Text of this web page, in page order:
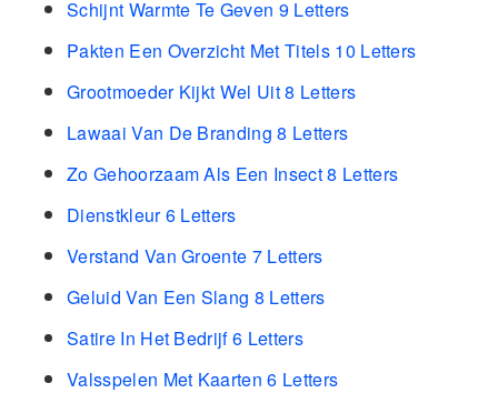
Schijnt Warmte Te Geven 9 Letters
Pakten Een Overzicht Met Titels 10 Letters
Grootmoeder Kijkt Wel Uit 8 Letters
Lawaai Van De Branding 8 Letters
Zo Gehoorzaam Als Een Insect 8 Letters
Dienstkleur 6 Letters
Verstand Van Groente 7 Letters
Geluid Van Een Slang 8 Letters
Satire In Het Bedrijf 6 Letters
Valsspelen Met Kaarten 6 Letters